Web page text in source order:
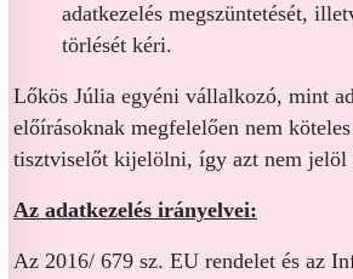
adatkezelés megszüntetését,
törlését kéri.
Lőkös Júlia egyéni vállalkozó, mint
előírásoknak megfelelően nem
tisztviselőt kijelölni, így azt nem jelöl
Az adatkezelés irányelvei:
Az 2016/ 679 sz. EU rendelet és az